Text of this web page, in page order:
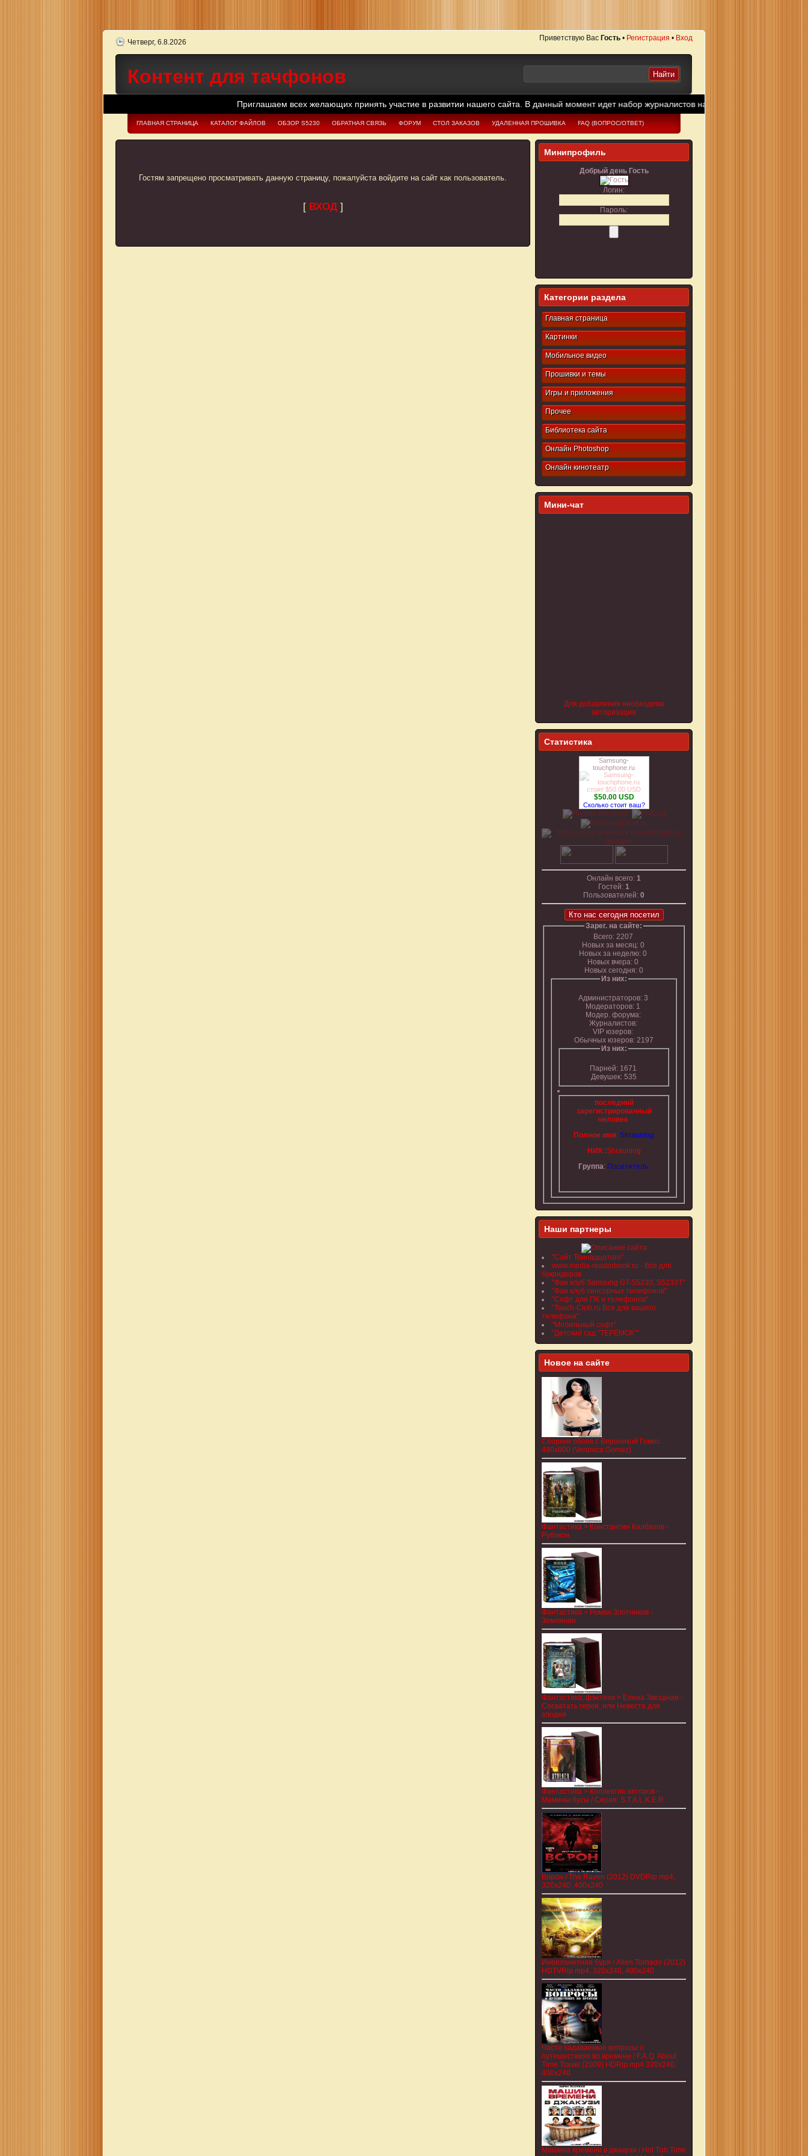
Четверг, 6.8.2026 Приветствую Вас Гость • Регистрация • Вход
Контент для тачфонов
Приглашаем всех желающих принять участие в развитии нашего сайта. В данный момент идет набор журналистов на сайт! Принимаются все у кого
ГЛАВНАЯ СТРАНИЦА КАТАЛОГ ФАЙЛОВ ОБЗОР S5230 ОБРАТНАЯ СВЯЗЬ ФОРУМ СТОЛ ЗАКАЗОВ УДАЛЕННАЯ ПРОШИВКА FAQ (ВОПРОС/ОТВЕТ)
Гостям запрещено просматривать данную страницу, пожалуйста войдите на сайт как пользователь.
[ ВХОД]
Минипрофиль
Добрый день Гость
Логин:
Пароль:
Категории раздела
Главная страница
Картинки
Мобильное видео
Прошивки и темы
Игры и приложения
Прочее
Библиотека сайта
Онлайн Photoshop
Онлайн кинотеатр
Мини-чат
Для добавления необходима
авторизация
Статистика
Samsung-
touchphone.ru
$50.00 USD
Сколько стоит ваш?
Онлайн всего: 1
Гостей: 1
Пользователей: 0
Кто нас сегодня посетил
Зарег. на сайте:
Всего: 2207
Новых за месяц: 0
Новых за неделю: 0
Новых вчера: 0
Новых сегодня: 0
Из них:
Администраторов: 3
Модераторов: 1
Модер. форума:
Журналистов:
VIP юзеров:
Обычных юзеров: 2197
Из них:
Парней: 1671
Девушек: 535
последний
зарегистрированный
человек
Полное имя: Shrauniog
НИК :Shrauniog
Группа: Посетитель
Наши партнеры
"Сайт Тринадцатого"
www.media-readerbook.ru - Все для
букридеров
"Фан клуб Samsung GT-S5230, S5233T"
"Фан клуб сенсорных телефонов"
"Софт для ПК и телефонов"
"Touch-Club.ru Все для вашего
телефона"
"Мобильный софт"
"Детский сад "ТЕРЕМОК""
Новое на сайте
Сборник обоев с Вероникой Гомес
480x800 (Veronica Gomez)
Фантастика > Константин Калбазов -
Рубикон
Фантастика > Роман Злотников -
Землянин
Фантастика, фэнтези > Елена Звездная -
Сосватать героя, или Невеста для
злодея
Фантастика > Коллектив авторов -
Мамины бусы / Серия: S.T.A.L.K.E.R.
Ворон / The Raven (2012) DVDRip mp4,
320x240, 400x240
Инопланетная буря / Alien Tornado (2012)
HDTVRip mp4, 320x240, 400x240
Часто задаваемые вопросы о
путешествиях во времени / F.A.Q. About
Time Travel (2009) HDRip mp4 320x240,
400x240
Машина времени в джакузи / Hot Tub Time